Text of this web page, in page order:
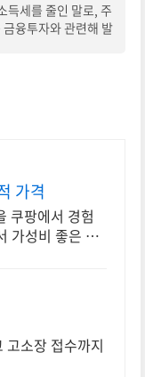
득세를 줄인 말로, 주
융투자와 관련해 발
가격
쿠팡에서 경험
가성비 좋은 백
고소장 접수까지